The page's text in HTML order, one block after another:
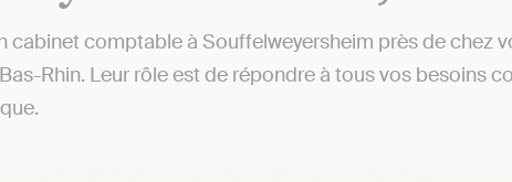
cabinet comptable à Souffelweyersheim près de chez
Rhin. Leur rôle est de répondre à tous vos besoins